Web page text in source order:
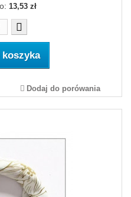
13,53 zł
koszyka
Dodaj do porówania